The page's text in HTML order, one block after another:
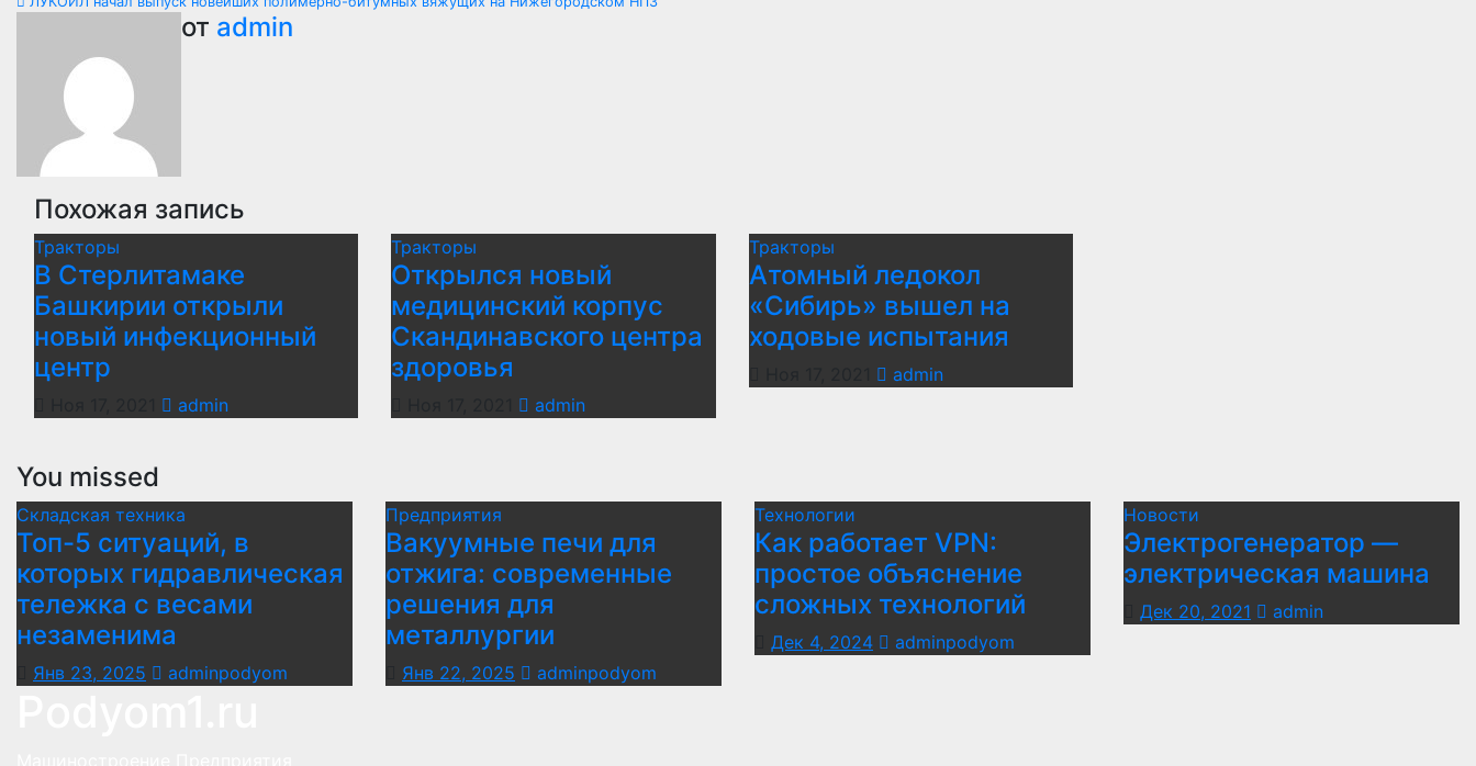
записям
от admin
Похожая запись
Тракторы
В Стерлитамаке
Башкирии открыли
новый инфекционный
центр
admin
Тракторы
Открылся новый
медицинский корпус
Скандинавского центра
здоровья
admin
Тракторы
Атомный ледокол
«Сибирь» вышел на
ходовые испытания
admin
You missed
Складская техника
Топ-5 ситуаций, в
которых гидравлическая
тележка с весами
незаменима
Янв 23, 2025 adminpodyom
Предприятия
Вакуумные печи для
отжига: современные
решения для
металлургии
Янв 22, 2025 adminpodyom
Технологии
Как работает VPN:
простое объяснение
сложных технологий
Дек 4, 2024 adminpodyom
Новости
Электрогенератор —
электрическая машина
Дек 20, 2021 admin